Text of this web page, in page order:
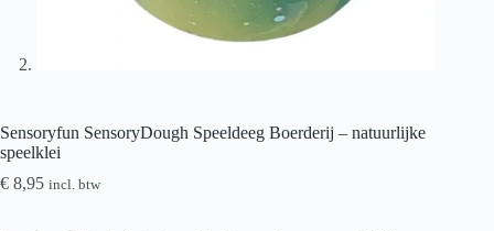
Sensoryfun SensoryDough Speeldeeg Boerderij – natuurlijke
speelklei
€ 8,95 incl. btw